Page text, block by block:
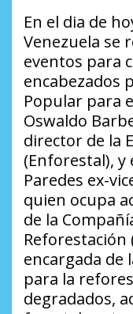
En el dia de
Venezuela se
eventos para
encabezados
Popular para
Oswaldo
director de la
(Enforestal), y
Paredes ex-
quien ocupa
de la
Reforestación
encargada de
para la
degradados,